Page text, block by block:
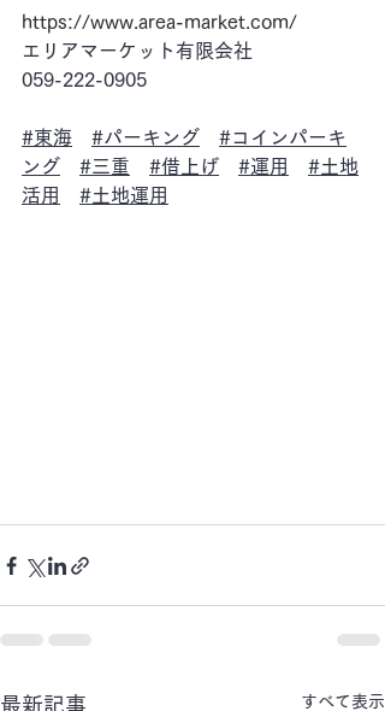
https://www.area-market.com/
エリアマーケット有限会社
059-222-0905
#東海 #パーキング
#コインパーキ
ング
#三重 #借上げ #運用
#土地
活用
#土地運用
最新記事 すべて表示